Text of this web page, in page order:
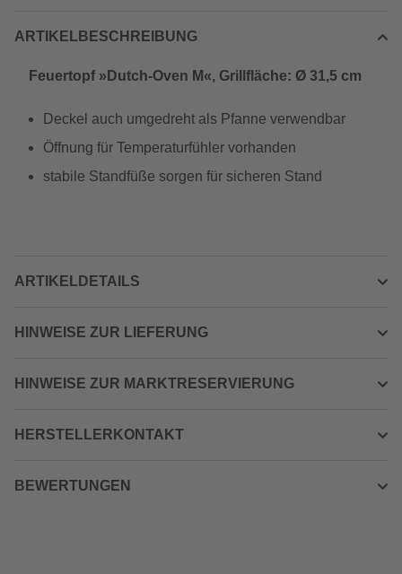
ARTIKELBESCHREIBUNG
Feuertopf »Dutch-Oven M«, Grillfläche: Ø 31,5 cm
Deckel auch umgedreht als Pfanne verwendbar
Öffnung für Temperaturfühler vorhanden
stabile Standfüße sorgen für sicheren Stand
ARTIKELDETAILS
HINWEISE ZUR LIEFERUNG
HINWEISE ZUR MARKTRESERVIERUNG
HERSTELLERKONTAKT
BEWERTUNGEN